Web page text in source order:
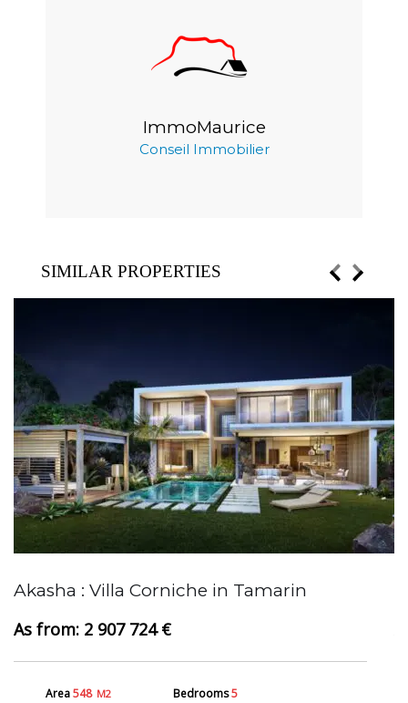
ImmoMaurice
Conseil Immobilier
SIMILAR PROPERTIES
Akasha : Villa Corniche in Tamarin
2 907 724 €
Area548 M2 Bedrooms5